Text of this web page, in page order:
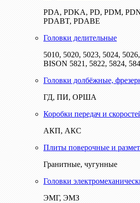
PDA, PDKA, PD, PDM,
PDABT, PDABE
Головки делительные
5010, 5020, 5023, 5024,
BISON 5821, 5822, 5824,
Головки долбёжные,
ГД, ПИ, ОРША
Коробки передач и
АКП, АКС
Плиты поверочные и
Гранитные, чугунные
Головки
ЭМГ, ЭМЗ